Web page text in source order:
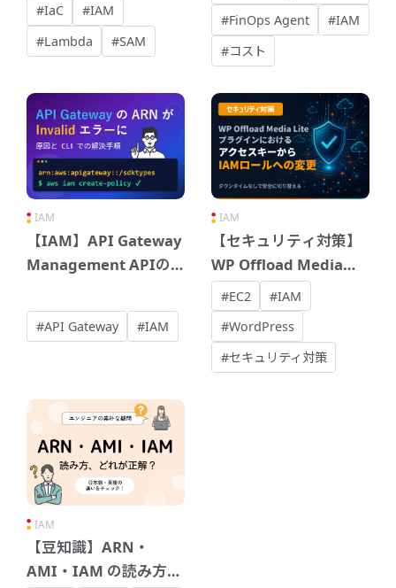
#IaC
#IAM
#Lambda
#SAM
#FinOps Agent
#IAM
#コスト
IAM
【IAM】API Gateway
Management APIの
エラーに：原因とCLI
での解決手順
#API Gateway #IAM
IAM
【セキュリティ対策】
WP Offload Media
Lite プラグインにおけ
るアクセスキーから
IAMロールへの変更
#EC2
#IAM
#WordPress
#セキュリティ対策
IAM
【豆知識】ARN・
AMI・IAM の読み方